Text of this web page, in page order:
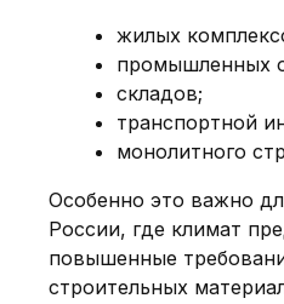
жилых
промышленных
складов;
транспортной
монолитного
Особенно это важно
России, где климат
повышенные
строительных